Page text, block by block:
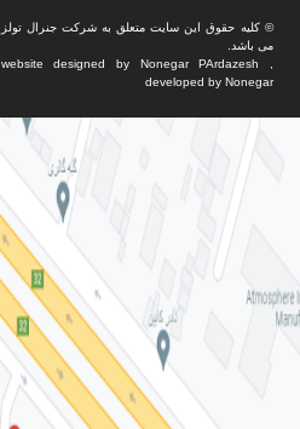
© کلیه حقوق این سایت متعلق به شرکت جنرال تولز
می باشد.
website designed by Nonegar PArdazesh ,
developed by Nonegar